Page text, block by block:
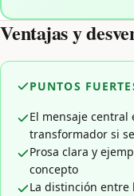
Ventajas y
PUNTOS
El mensaje
transformador si
Prosa clara y
concepto
La distinción